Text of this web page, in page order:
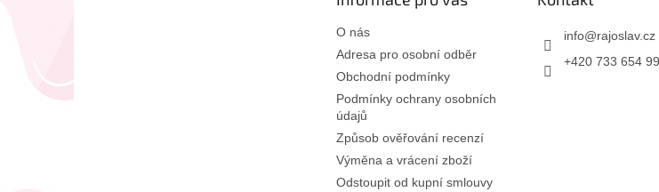
O nás
Adresa pro osobní odběr
Obchodní podmínky
Podmínky ochrany osobních
údajů
Způsob ověřování recenzí
Výměna a vrácení zboží
Odstoupit od kupní smlouvy
info@rajoslav.cz
+420 733 654